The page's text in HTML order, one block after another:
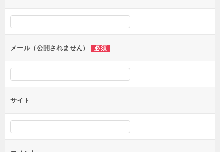
メール（公開されません） 必須
サイト